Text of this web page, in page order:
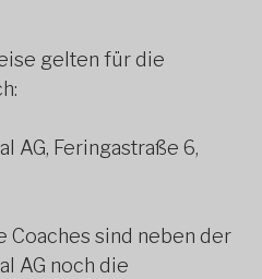
gelten für die
AG, Feringastraße 6,
Coaches sind neben der
AG noch die